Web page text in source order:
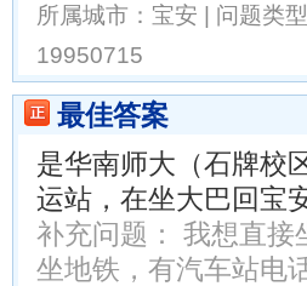
所属城市：宝安 | 问题类型
19950715
最佳答案
是华南师大（石牌校
运站，在坐大巴回宝
补充问题： 我想直接
坐地铁，有汽车站电